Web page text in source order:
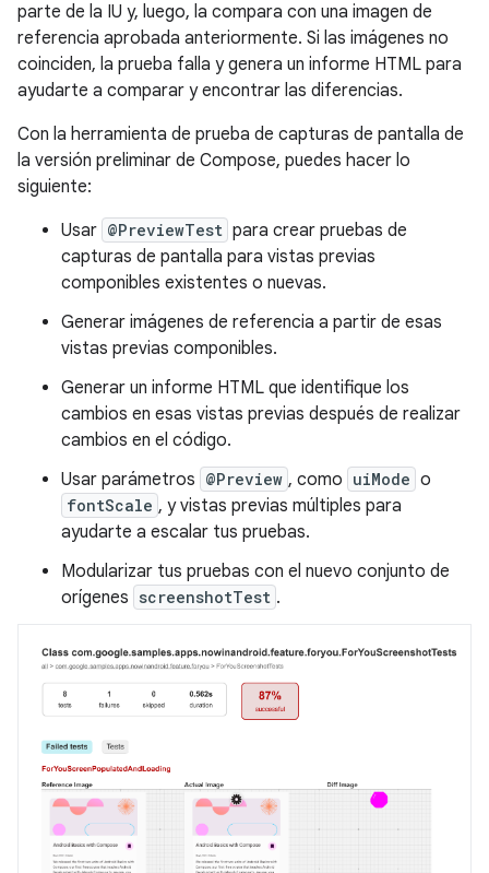
parte de la IU y, luego, la compara con una imagen de
referencia aprobada anteriormente. Si las imágenes no
coinciden, la prueba falla y genera un informe HTML para
ayudarte a comparar y encontrar las diferencias.
Con la herramienta de prueba de capturas de pantalla de
la versión preliminar de Compose, puedes hacer lo
siguiente:
Usar @PreviewTest para crear pruebas de
capturas de pantalla para vistas previas
componibles existentes o nuevas.
Generar imágenes de referencia a partir de esas
vistas previas componibles.
Generar un informe HTML que identifique los
cambios en esas vistas previas después de realizar
cambios en el código.
Usar parámetros @Preview , como uiMode o
fontScale , y vistas previas múltiples para
ayudarte a escalar tus pruebas.
Modularizar tus pruebas con el nuevo conjunto de
orígenes screenshotTest .